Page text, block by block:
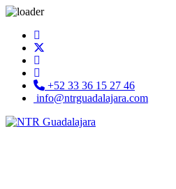
+52 33 36 15 27 46
info@ntrguadalajara.com